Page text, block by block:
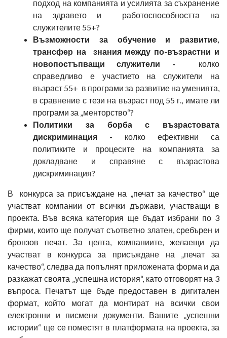
подход на компанията и усилията за съхранение
на здравето и работоспособността на
служителите 55+?
Възможности за обучение и развитие,
трансфер на знания между по-възрастни и
новопостъпващи служители - колко
справедливо е участието на служители на
възраст 55+ в програми за развитие на уменията,
в сравнение с тези на възраст под 55 г., имате ли
програми за „менторство“?
Политики за борба с възрастовата
дискриминация - колко ефективни са
политиките и процесите на компанията за
докладване и справяне с възрастова
дискриминация?
В конкурса за присъждане на „печат за качество“ ще
участват компании от всички държави, участващи в
проекта. Във всяка категория ще бъдат избрани по 3
фирми, които ще получат съответно златен, сребърен и
бронзов печат. За целта, компаниите, желаещи да
участват в конкурса за присъждане на „печат за
качество“, следва да попълнят приложената форма и да
разкажат своята „успешна история“, като отговорят на 3
въпроса. Печатът ще бъде предоставен в дигитален
формат, който могат да монтират на всички свои
електронни и писмени документи. Вашите „успешни
истории“ ще се поместят в платформата на проекта, за